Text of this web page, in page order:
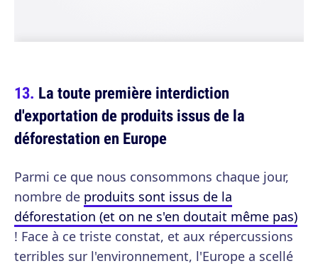
La toute première interdiction
d'exportation de produits issus de la
déforestation en Europe
Parmi ce que nous consommons chaque jour,
nombre de produits sont issus de la
déforestation (et on ne s'en doutait même pas)
! Face à ce triste constat, et aux répercussions
terribles sur l'environnement, l'Europe a scellé